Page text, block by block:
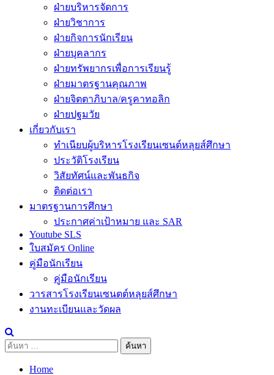
ฝ่ายบริหารจัดการ
ฝ่ายวิชาการ
ฝ่ายกิจการนักเรียน
ฝ่ายบุคลากร
ฝ่ายทรัพยากรเพื่อการเรียนรู้
ฝ่ายมาตรฐานคุณภาพ
ฝ่ายจิตตาภิบาล/ครูคาทอลิก
ฝ่ายปฐมวัย
เกี่ยวกับเรา
ทำเนียบผู้บริหารโรงเรียนเซนต์หลุยส์ศึกษา
ประวัติโรงเรียน
วิสัยทัศน์และพันธกิจ
ติดต่อเรา
มาตรฐานการศึกษา
ประกาศค่าเป้าหมาย และ SAR
Youtube SLS
ใบสมัคร Online
คู่มือนักเรียน
คู่มือนักเรียน
วารสารโรงเรียนเซนตต์หลุยส์ศึกษา
งานทะเบียนและวัดผล
ค้นหา
Home